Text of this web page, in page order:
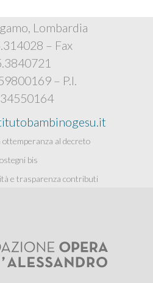
Lombardia
– Fax
– P.I.
ottemperanza al decreto
bis
e trasparenza contributi